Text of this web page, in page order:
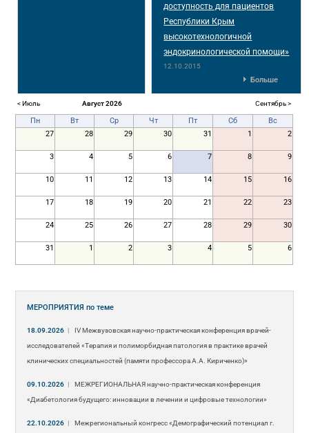
доступность для пациентов
Республики Крым
высокотехнологичной
эндокринологической помощи»
12.10.2015
Больше
< Июль Август 2026 Сентябрь >
Пн Вт Ср Чт Пт Сб
Вс
27
28 29 30 31 1 2
3 4 5 6 7 8 9
10 11 12 13 14 15 16
17 18 19 20 21 22 23
24 25 26 27 28 29 30
31 1 2 3 4 5 6
МЕРОПРИЯТИЯпо теме
18.09.2026 |
IV Межвузовская научно-практическая конференция врачей-
исследователей «Терапия и полиморбидная патология в практике врачей
клинических специальностей (памяти профессора А.А. Кириченко)»
09.10.2026 |
МЕЖРЕГИОНАЛЬНАЯ научно-практическая конференция
«Диабетология будущего: инновации в лечении и цифровые технологии»
22.10.2026 |
Межрегиональный конгресс «Демографический потенциал г.